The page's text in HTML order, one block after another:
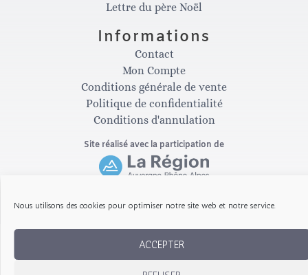
Nous utilisons des cookies pour optimiser notre site web et notre service.
ACCEPTER
t
a
g
r
a
m
e
b
o
o
k
-
f
Lettre du père Noël
Informations
Contact
Mon Compte
Conditions générale de vente
Politique de confidentialité
Conditions d'annulation
Site réalisé avec la participation de
Copyright © 2026 Les Gribouillis d'Arthur